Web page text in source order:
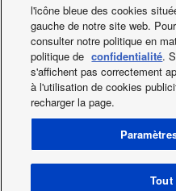
A+++ GRAPHIQUE 1 :* *
QKE comparé à des
GRAPHIQUE 2 :* SCOP
comparé à des
Facebook
Utilisation des
l'icône bleue des cookies
gauche de notre site web.
consulter notre politique en
politique de confidentialité.
s'affichent pas correctement
à l'utilisation de cookies
recharger la page.
Tout